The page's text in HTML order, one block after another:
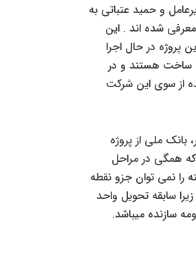
و حمید عتباتی به
شده اند . این
پروژه در حال اجرا
ساخت هستند و در
از سوی این شرکت
بانک ملی از پروژه
همگی در مراحل
را نمی توان جزو نقطه
سابقه تحویل واحد
سازنده میباشد.